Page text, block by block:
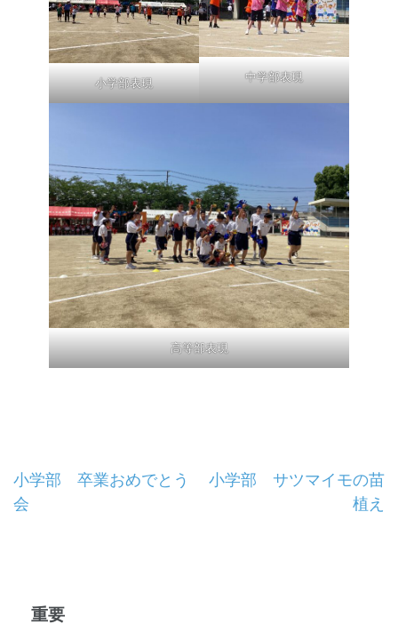
小学部表現 中学部表現
高等部表現
投
稿
小学部 卒業おめでとう
会
小学部 サツマイモの苗
植え
重要